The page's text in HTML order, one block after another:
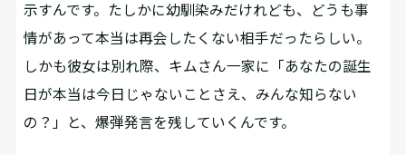
示すんです。たしかに幼馴染みだけれども、どうも事
情があって本当は再会したくない相手だったらしい。
しかも彼女は別れ際、キムさん一家に「あなたの誕生
日が本当は今日じゃないことさえ、みんな知らない
の？」と、爆弾発言を残していくんです。